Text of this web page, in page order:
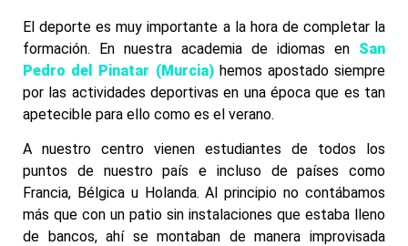
El deporte es muy importante a la hora de completar la
formación. En nuestra academia de idiomas en San
Pedro del Pinatar (Murcia)hemos apostado siempre
por las actividades deportivas en una época que es tan
apetecible para ello como es el verano.
A nuestro centro vienen estudiantes de todos los
puntos de nuestro país e incluso de países como
Francia, Bélgica u Holanda. Al principio no contábamos
más que con un patio sin instalaciones que estaba lleno
de bancos, ahí se montaban de manera improvisada